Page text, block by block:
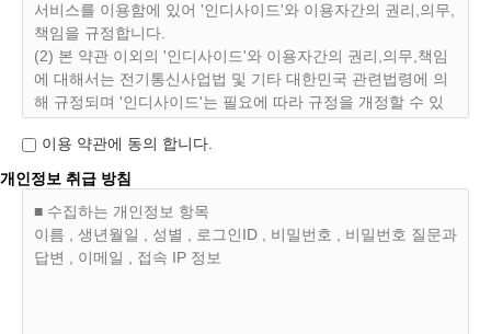
서비스를 이용함에 있어 '인디사이드'와 이용자간의 권리,의무,
책임을 규정합니다.
(2) 본 약관 이외의 '인디사이드'와 이용자간의 권리,의무,책임
에 대해서는 전기통신사업법 및 기타 대한민국 관련법령에 의
해 규정되며 '인디사이드'는 필요에 따라 규정을 개정할 수 있
수 있습니다. 동의하지 안으실경우 제10조 3항에 의거 조치할
수 있습니다
제2조 (인디사이드 이용자의 정의)
(1) '인디사이드'는 각종 서비스(이하 '서비스')를 '인디사이
드'에 정상적으로 가입을한 회원(이하 '이용자')들에게 제공합
이용 약관에 동의 합니다.
개인정보 취급 방침
■ 수집하는 개인정보 항목
이름 , 생년월일 , 성별 , 로그인ID , 비밀번호 , 비밀번호 질문과
답변 , 이메일 , 접속 IP 정보